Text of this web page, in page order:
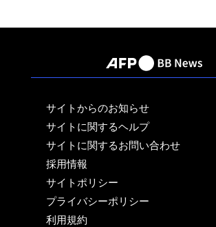
サイトからのお知らせ
サイトに関するヘルプ
サイトに関するお問い合わせ
採用情報
サイトポリシー
プライバシーポリシー
利用規約